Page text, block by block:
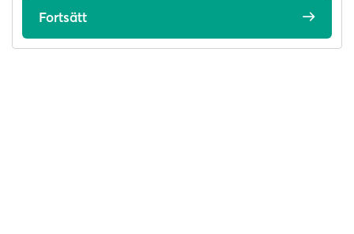
Fortsätt